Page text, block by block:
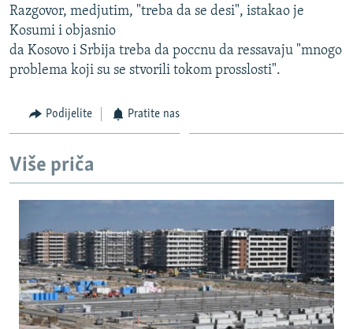
ISPRIČAJ MI
DNEVNO@RSE
SPECIJALI RSE
GENOCID U SREBRENICI
TV LIBERTY
MOJA EVROPA
TRI DECENIJE OD RATA U BIH
SVE KARTE DEJTONA
NASTANAK I RASPAD JUGOSLAVIJE
PRATITE NAS
Sve RFE/RL stranice
Razgovor, medjutim, "treba da se desi", istakao je
Kosumi i objasnio
da Kosovo i Srbija treba da poccnu da ressavaju "mnogo
problema koji su se stvorili tokom prosslosti".
Podijelite Pratite nas
Više priča